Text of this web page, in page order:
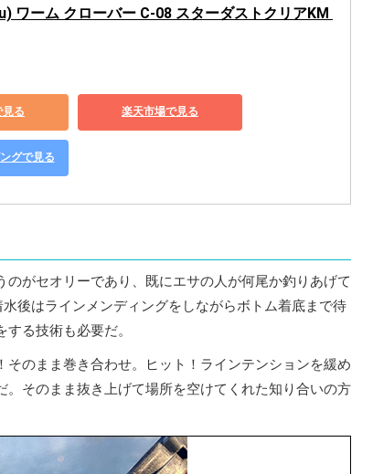
ワーム クローバー C-08 スターダストクリアKM
る 楽天市場で見る
グで見る
がセオリーであり、既にエサの人が何尾か釣りあげて
後はラインメンディングをしながらボトム着底まで待
る技術も必要だ。
のまま巻き合わせ。ヒット！ラインテンションを緩め
そのまま抜き上げて場所を空けてくれた知り合いの方